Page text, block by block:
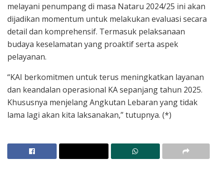
melayani penumpang di masa Nataru 2024/25 ini akan
dijadikan momentum untuk melakukan evaluasi secara
detail dan komprehensif. Termasuk pelaksanaan
budaya keselamatan yang proaktif serta aspek
pelayanan.
“KAI berkomitmen untuk terus meningkatkan layanan
dan keandalan operasional KA sepanjang tahun 2025.
Khususnya menjelang Angkutan Lebaran yang tidak
lama lagi akan kita laksanakan,” tutupnya. (*)